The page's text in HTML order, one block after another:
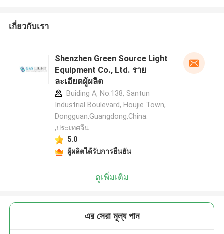
เกี่ยวกับเรา
Shenzhen Green Source Light
Equipment Co., Ltd. ราย
ละเอียดผู้ผลิต
Buiding A, No.138, Santun
Industrial Boulevard, Houjie Town,
Dongguan,Guangdong,China.
,ประเทศจีน
5.0
ผู้ผลิตได้รับการยืนยัน
ดูเพิ่มเติม
এর সেরা মূল্য পান